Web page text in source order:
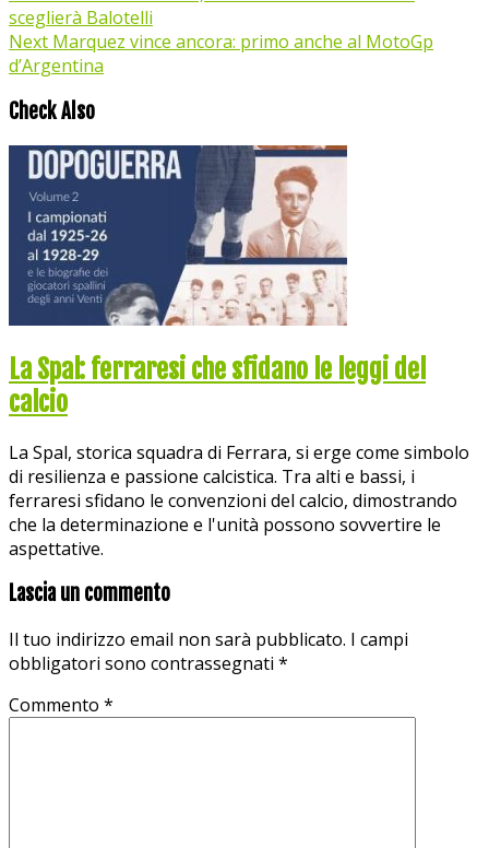
sceglierà Balotelli
Next Marquez vince ancora: primo anche al MotoGp
d’Argentina
Check Also
La Spal: ferraresi che sfidano le leggi del
calcio
La Spal, storica squadra di Ferrara, si erge come simbolo
di resilienza e passione calcistica. Tra alti e bassi, i
ferraresi sfidano le convenzioni del calcio, dimostrando
che la determinazione e l'unità possono sovvertire le
aspettative.
Lascia un commento
Il tuo indirizzo email non sarà pubblicato. I campi
obbligatori sono contrassegnati *
Commento *